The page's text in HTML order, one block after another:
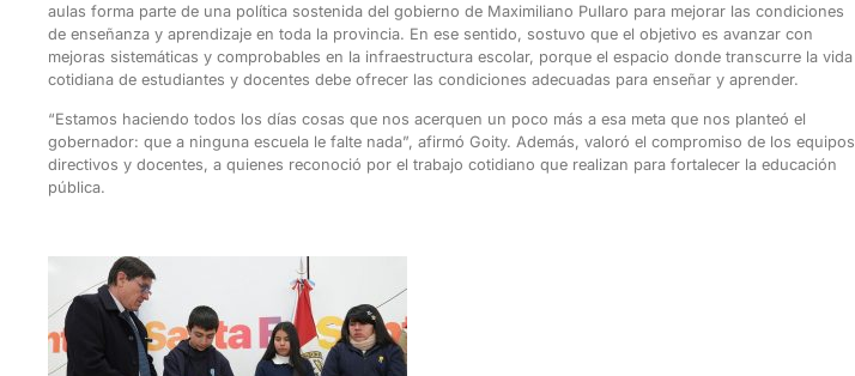
aulas forma parte de una política sostenida del gobierno de Maximiliano Pullaro para mejorar las condiciones
de enseñanza y aprendizaje en toda la provincia. En ese sentido, sostuvo que el objetivo es avanzar con
mejoras sistemáticas y comprobables en la infraestructura escolar, porque el espacio donde transcurre la vida
cotidiana de estudiantes y docentes debe ofrecer las condiciones adecuadas para enseñar y aprender.
“Estamos haciendo todos los días cosas que nos acerquen un poco más a esa meta que nos planteó el
gobernador: que a ninguna escuela le falte nada”, afirmó Goity. Además, valoró el compromiso de los equipos
directivos y docentes, a quienes reconoció por el trabajo cotidiano que realizan para fortalecer la educación
pública.
Ya se encuentran disponibles las